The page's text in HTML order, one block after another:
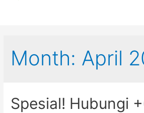
Month: April
Spesial! Hubungi